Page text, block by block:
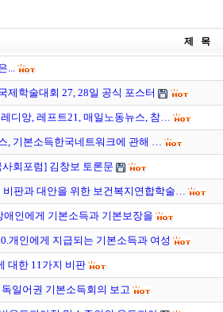
제 목
...
제학술대회 27, 28일 공식 포스터
디앙, 레프트21, 매일노동뉴스, 참…
, 기본소득한국네트워크에 관해 …
사회포럼] 김창보 토론문
비판과 대안을 위한 보건복지연합학술…
애인에게 기본소득과 기본보장을
개인에게 지급되는 기본소득과 여성
대한 11가지 비판
일어권 기본소득회의 보고